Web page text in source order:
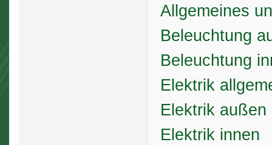
Allgemeines
Beleuchtung
Beleuchtung
Elektrik
Elektrik außen
Elektrik innen